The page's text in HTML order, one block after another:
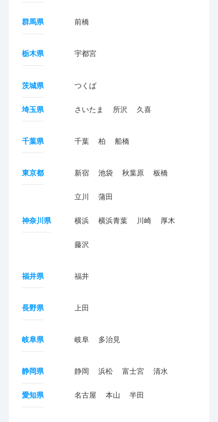
群馬県 前橋
栃木県 宇都宮
茨城県 つくば
埼玉県 さいたま 所沢 久喜
千葉県 千葉 柏 船橋
東京都 新宿 池袋 秋葉原 板橋
立川 蒲田
神奈川県 横浜 横浜青葉 川崎 厚木
藤沢
福井県 福井
長野県 上田
岐阜県 岐阜 多治見
静岡県 静岡 浜松 富士宮 清水
愛知県 名古屋 本山 半田